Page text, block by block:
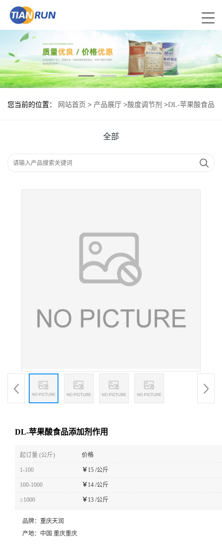
您当前的位置： 网站首页 > 产品展厅 >酸度调节剂 >DL-苹果酸食品
全部
DL-苹果酸食品添加剂作用
起订量 (公斤) 价格
1-100 ￥15 /公斤
100-1000 ￥14 /公斤
≥1000 ￥13 /公斤
品牌： 重庆天润
产地： 中国 重庆重庆